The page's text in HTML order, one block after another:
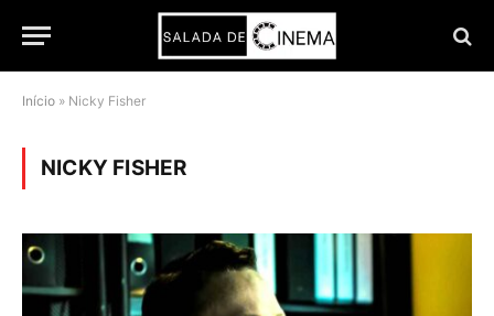
Início » Nicky Fisher
NICKY FISHER